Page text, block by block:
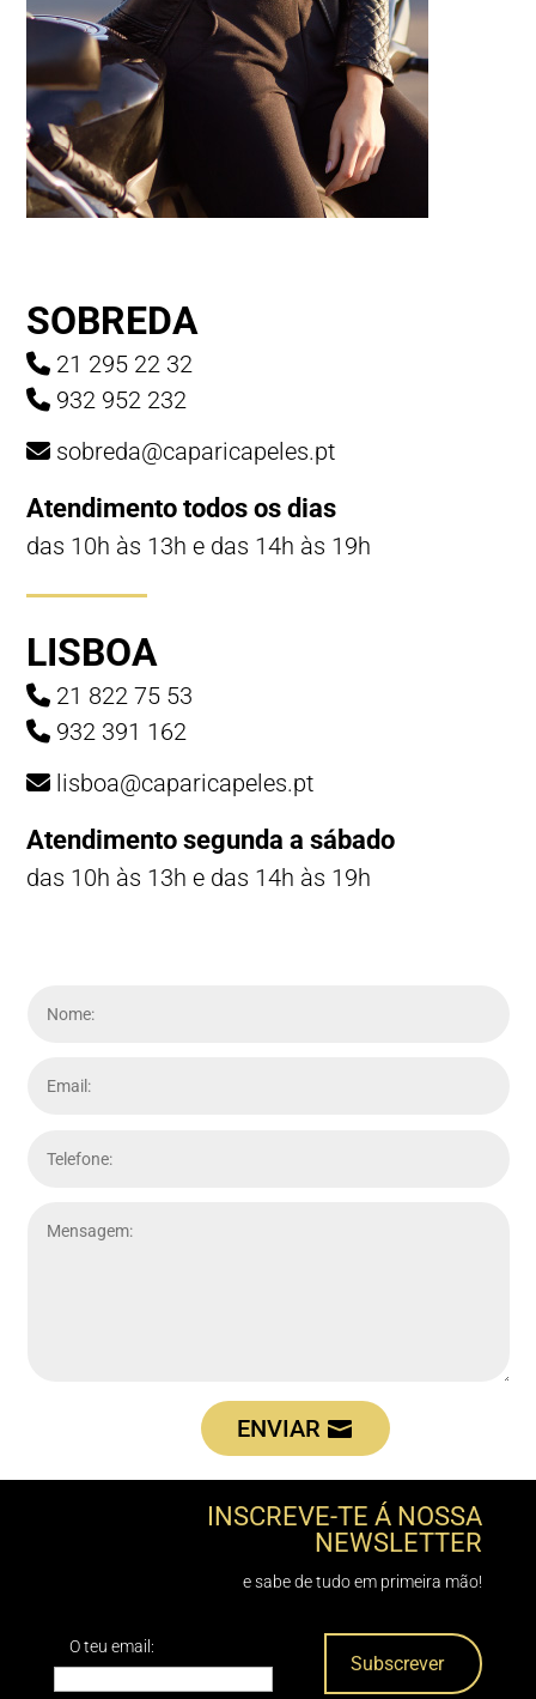
SOBREDA
21 295 22 32
932 952 232
sobreda@caparicapeles.pt
Atendimento todos os dias
das 10h às 13h e das 14h às 19h
LISBOA
21 822 75 53
932 391 162
lisboa@caparicapeles.pt
Atendimento segunda a sábado
das 10h às 13h e das 14h às 19h
ENVIAR
INSCREVE-TE Á NOSSA
NEWSLETTER
e sabe de tudo em primeira mão!
O teu email: